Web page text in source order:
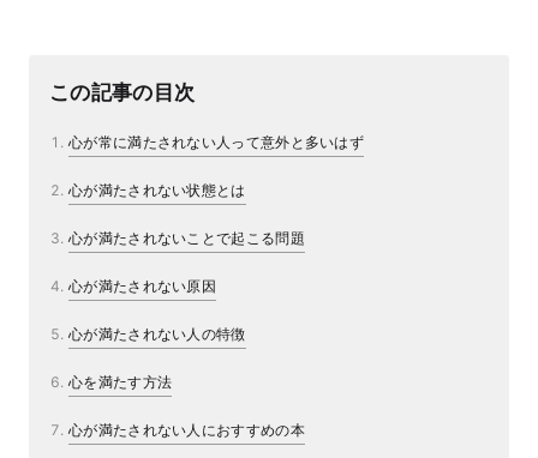
この記事の目次
心が常に満たされない人って意外と多いはず
心が満たされない状態とは
心が満たされないことで起こる問題
心が満たされない原因
心が満たされない人の特徴
心を満たす方法
心が満たされない人におすすめの本